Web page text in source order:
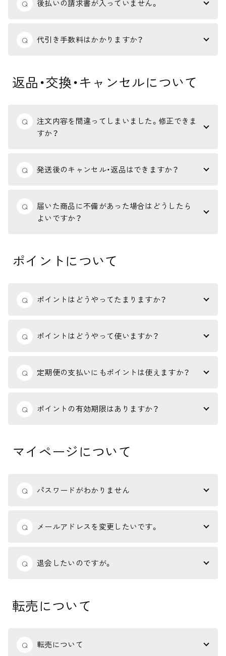
Q 後払いの請求書が入っていません。
Q 代引き手数料はかかりますか？
返品・交換・キャンセルについて
Q
注文内容を間違ってしまいました。修正できま
すか？
Q 発送後のキャンセル・返品はできますか？
Q
届いた商品に不備があった場合はどうしたら
よいですか？
ポイントについて
Q ポイントはどうやってたまりますか？
Q ポイントはどうやって使いますか？
Q 定期便の支払いにもポイントは使えますか？
Q ポイントの有効期限はありますか？
マイページについて
Q パスワードがわかりません
Q メールアドレスを変更したいです。
Q 退会したいのですが。
転売について
Q 転売について